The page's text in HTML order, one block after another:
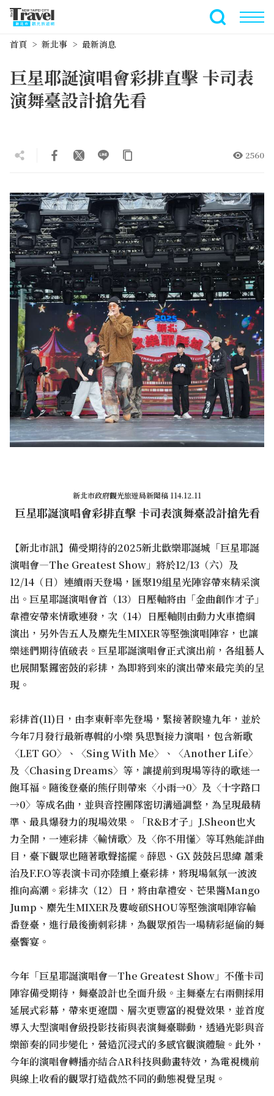
全文檢索
首頁 新北事 最新消息
巨星耶誕演唱會彩排直擊 卡司表
演舞臺設計搶先看
2560
新北市政府觀光旅遊局新聞稿 114.12.11
巨星耶誕演唱會彩排直擊 卡司表演舞臺設計搶先看
【新北市訊】備受期待的2025新北歡樂耶誕城「巨星耶誕
演唱會—The Greatest Show」將於12/13（六）及
12/14（日）連續兩天登場，匯聚19組星光陣容帶來精采演
出。巨星耶誕演唱會首（13）日壓軸將由「金曲創作才子」
韋禮安帶來情歌連發，次（14）日壓軸則由動力火車擔綱
演出，另外告五人及麋先生MIXER等堅強演唱陣容，也讓
樂迷們期待值破表。巨星耶誕演唱會正式演出前，各組藝人
也展開緊鑼密鼓的彩排，為即將到來的演出帶來最完美的呈
現。
彩排首(11)日，由李東軒率先登場，緊接著睽違九年，並於
今年7月發行最新專輯的小樂 吳思賢接力演唱，包含新歌
〈LET GO〉、〈Sing With Me〉、〈Another Life〉
及〈Chasing Dreams〉等，讓提前到現場等待的歌迷一
飽耳福。隨後登臺的熊仔則帶來〈小雨→0〉及〈十字路口
→0〉等成名曲，並與音控團隊密切溝通調整，為呈現最精
準、最具爆發力的現場效果。「R&B才子」J.Sheon也火
力全開，一連彩排〈輸情歌〉及〈你不用懂〉等耳熟能詳曲
目，臺下觀眾也隨著歌聲搖擺。薛恩、GX 鼓鼓呂思緯 蕭秉
治及F.F.O等表演卡司亦陸續上臺彩排，將現場氣氛一波波
推向高潮。彩排次（12）日，將由韋禮安、芒果醬Mango
Jump、麋先生MIXER及婁峻碩SHOU等堅強演唱陣容輪
番登臺，進行最後衝刺彩排，為觀眾預告一場精彩絕倫的舞
臺饗宴。
今年「巨星耶誕演唱會—The Greatest Show」不僅卡司
陣容備受期待，舞臺設計也全面升級。主舞臺左右兩側採用
延展式彩幕，帶來更遼闊、層次更豐富的視覺效果，並首度
導入大型演唱會級投影技術與表演舞臺聯動，透過光影與音
樂節奏的同步變化，營造沉浸式的多感官觀演體驗。此外，
今年的演唱會轉播亦結合AR科技與動畫特效，為電視機前
與線上收看的觀眾打造截然不同的動態視覺呈現。